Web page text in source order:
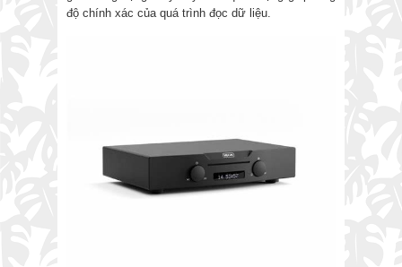
độ chính xác của quá trình đọc dữ liệu.